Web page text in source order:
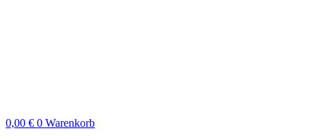
0,00 € 0 Warenkorb